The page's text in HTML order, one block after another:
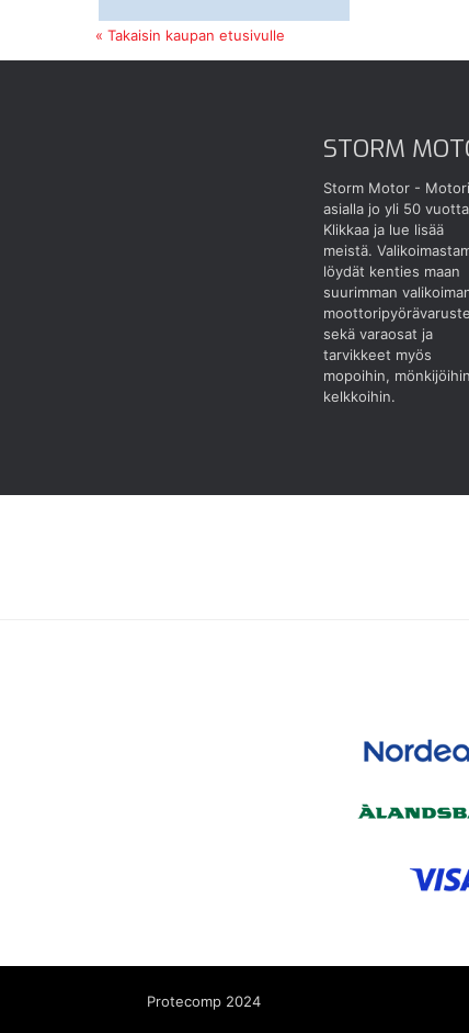
« Takaisin kaupan etusivulle
STORM
Storm Motor -
asialla jo yli 50
Klikkaa ja lue lisää
meistä.
löydät kenties maan
suurimman
sekä varaosat ja
tarvikkeet myös
mopoihin,
kelkkoihin.
Protecomp 2024